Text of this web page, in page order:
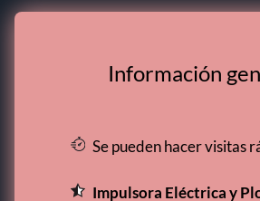
Información
Se pueden hacer visitas
Impulsora Eléctrica y